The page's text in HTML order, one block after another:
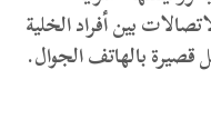
بين أفراد الخلية
قصيرة بالهاتف الجوال.